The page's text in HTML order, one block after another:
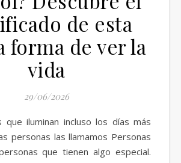
de esta
forma de ver la
vida
29/06/2026
personas las llamamos Personas
que tienen algo especial.